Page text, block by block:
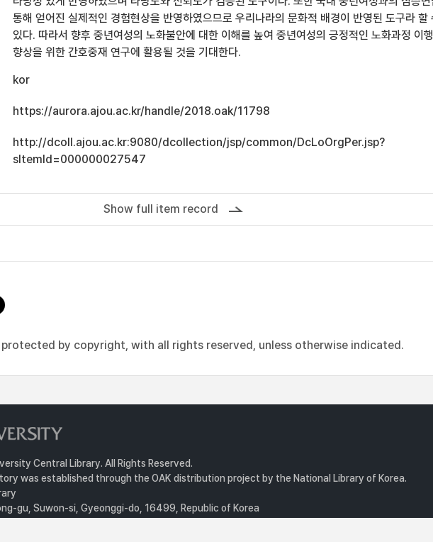
통해 얻어진 실제적인 경험현상을 반영하였으므로 우리나라의 문화적 배경이 반영된 도구라 할
있다. 따라서 향후 중년여성의 노화불안에 대한 이해를 높여 중년여성의 긍정적인 노화과정 이
향상을 위한 간호중재 연구에 활용될 것을 기대한다.
kor
https://aurora.ajou.ac.kr/handle/2018.oak/11798
http://dcoll.ajou.ac.kr:9080/dcollection/jsp/common/DcLoOrgPer.jsp?
sItemId=000000027547
Show full item record
protected by copyright, with all rights reserved, unless otherwise indicated.
Central Library. All Rights Reserved.
was established through the OAK distribution project by the National Library of Korea.
gu, Suwon-si, Gyeonggi-do, 16499, Republic of Korea